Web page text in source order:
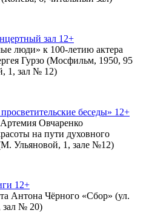
зал 12+
люди» к 100-летию актера
Гурзо (Мосфильм, 1950, 95
1, зал № 12)
беседы» 12+
Овчаренко
на пути духовного
Ульяновой, 1, зале №12)
12+
Антона Чёрного «Сбор» (ул.
зал № 20)